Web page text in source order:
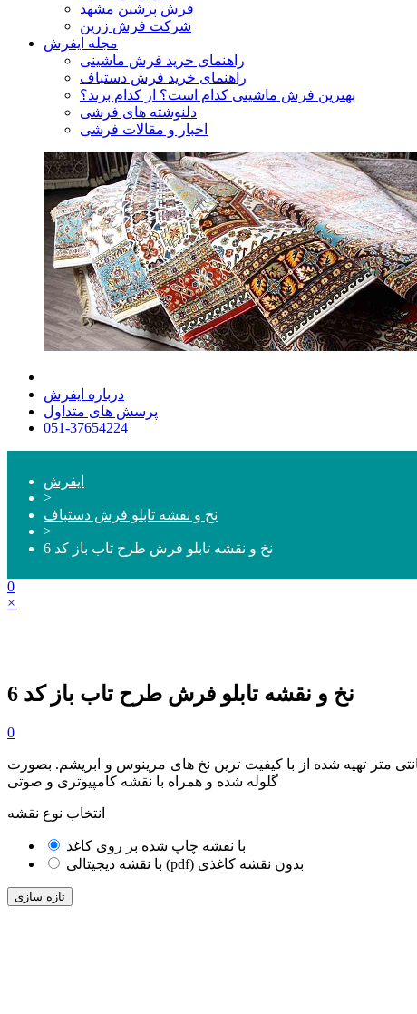
فرش پرشین مشهد
شرکت فرش زرین
مجله ایفرش
راهنمای خرید فرش ماشینی
راهنمای خرید فرش دستباف
بهترین فرش ماشینی کدام است؟ از کدام برند؟
دلنوشته های فرشی
اخبار و مقالات فرشی
درباره ایفرش
پرسش های متداول
051-37654224
ایفرش
>
نخ و نقشه تابلو فرش دستباف
>
نخ و نقشه تابلو فرش طرح تاب باز کد 6
0
×
نخ و نقشه تابلو فرش طرح تاب باز کد 6
0
121 در 86 سانتی متر تهیه شده از با کیفیت ترین نخ های مرینوس و ابریشم. بصورت
گلوله شده و همراه با نقشه کامپیوتری و صوتی
انتخاب نوع نقشه
با نقشه چاپ شده بر روی کاغذ
با نقشه دیجیتالی (pdf) بدون نقشه کاغذی